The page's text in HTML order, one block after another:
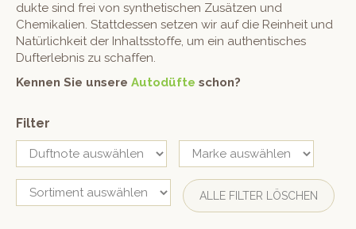
duk­te sind frei von syn­thetis­chen Zusätzen und
Chemikalien. Stattdessen set­zen wir auf die Rein­heit und
Natür­lichkeit der Inhaltsstoffe, um ein authen­tis­ches
Dufter­leb­nis zu schaffen.
Ken­nen Sie unsere Autodüfte schon?
Filter
ALLE FILTER LÖSCHEN